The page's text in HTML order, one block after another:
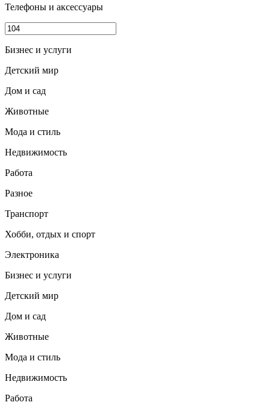
Телефоны и аксессуары
Бизнес и услуги
Детский мир
Дом и сад
Животные
Мода и стиль
Недвижимость
Работа
Разное
Транспорт
Хобби, отдых и спорт
Электроника
Бизнес и услуги
Детский мир
Дом и сад
Животные
Мода и стиль
Недвижимость
Работа